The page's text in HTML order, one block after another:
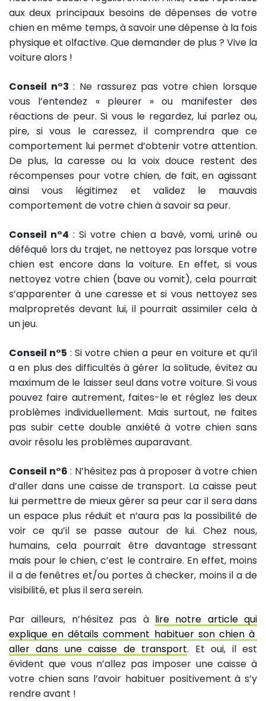
aux deux principaux besoins de dépenses de votre
chien en même temps, à savoir une dépense à la fois
physique et olfactive. Que demander de plus ? Vive la
voiture alors !
Conseil n°3 : Ne rassurez pas votre chien lorsque
vous l’entendez « pleurer » ou manifester des
réactions de peur. Si vous le regardez, lui parlez ou,
pire, si vous le caressez, il comprendra que ce
comportement lui permet d’obtenir votre attention.
De plus, la caresse ou la voix douce restent des
récompenses pour votre chien, de fait, en agissant
ainsi vous légitimez et validez le mauvais
comportement de votre chien à savoir sa peur.
Conseil n°4 : Si votre chien a bavé, vomi, uriné ou
déféqué lors du trajet, ne nettoyez pas lorsque votre
chien est encore dans la voiture. En effet, si vous
nettoyez votre chien (bave ou vomit), cela pourrait
s’apparenter à une caresse et si vous nettoyez ses
malpropretés devant lui, il pourrait assimiler cela à
un jeu.
Conseil n°5 : Si votre chien a peur en voiture et qu’il
a en plus des difficultés à gérer la solitude, évitez au
maximum de le laisser seul dans votre voiture. Si vous
pouvez faire autrement, faites-le et réglez les deux
problèmes individuellement. Mais surtout, ne faites
pas subir cette double anxiété à votre chien sans
avoir résolu les problèmes auparavant.
Conseil n°6 : N’hésitez pas à proposer à votre chien
d’aller dans une caisse de transport. La caisse peut
lui permettre de mieux gérer sa peur car il sera dans
un espace plus réduit et n’aura pas la possibilité de
voir ce qu’il se passe autour de lui. Chez nous,
humains, cela pourrait être davantage stressant
mais pour le chien, c’est le contraire. En effet, moins
il a de fenêtres et/ou portes à checker, moins il a de
visibilité, et plus il sera serein.
Par ailleurs, n’hésitez pas à lire notre article qui
explique en détails comment habituer son chien à
aller dans une caisse de transport. Et oui, il est
évident que vous n’allez pas imposer une caisse à
votre chien sans l’avoir habituer positivement à s’y
rendre avant !